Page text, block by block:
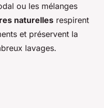
ou les mélanges
naturelles respirent
et préservent la
lavages.